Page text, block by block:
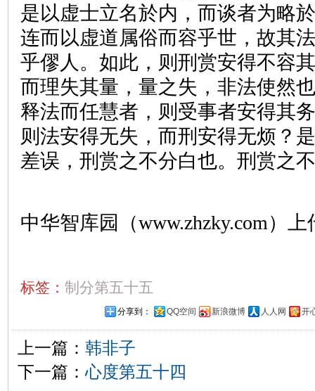
是以虚士立名於内，而谈者为略
连而以虚道属俗而容乎世，故其
乎僇人。如此，则刑赏安得不容
而理失其量，量之失，非法使然
释法而任慧者，则受事者安得其
则法安得无失，而刑安得无烦？
差误，刑赏之不分白也。刑赏之
中华智库园（www.zhzky.com）上
标签： 制分第五十五
分享到： QQ空间 新浪微博 人人网 开
上一篇： 韩非子
下一篇：心度第五十四